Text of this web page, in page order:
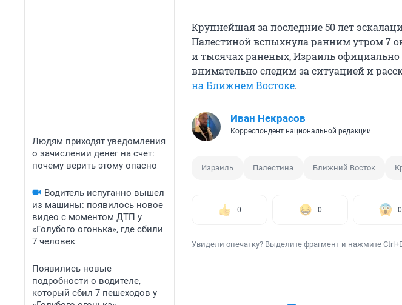
Людям приходят уведомления
о зачислении денег на счет:
почему верить этому опасно
Водитель испуганно вышел
из машины: появилось новое
видео с моментом ДТП у
«Голубого огонька», где сбили
7 человек
Появились новые
подробности о водителе,
который сбил 7 пешеходов у
Крупнейшая за последние 50 лет
Палестиной вспыхнула ранним утром 7
и тысячах раненых, Израиль
внимательно следим за ситуацией и
на Ближнем Востоке.
Иван Некрасов
Корреспондент национальной редакции
Израиль Палестина Ближний Восток
0 0 0
Увидели опечатку? Выделите фрагмент и нажмите